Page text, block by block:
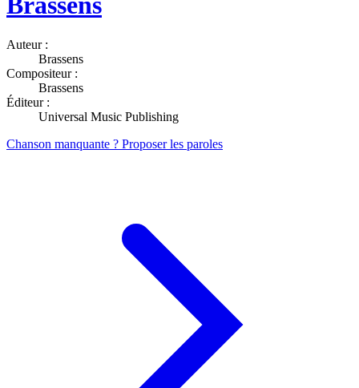
Auteur :
Brassens
Compositeur :
Brassens
Éditeur :
Universal Music Publishing
Chanson manquante ? Proposer les paroles